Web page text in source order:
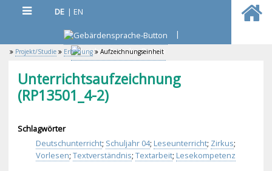
DE | EN
|
Projekt/Studie Erhebung Aufzeichnungseinheit
Unterrichtsaufzeichnung
(RP13501_4-2)
Schlagwörter
Deutschunterricht; Schuljahr 04; Leseunterricht; Zirkus;
Vorlesen; Textverständnis; Textarbeit; Lesekompetenz